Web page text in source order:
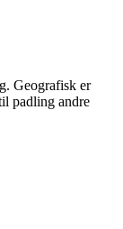
Geografisk er
padling andre